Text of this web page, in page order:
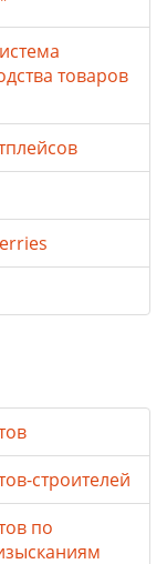
товаров
строителей
по